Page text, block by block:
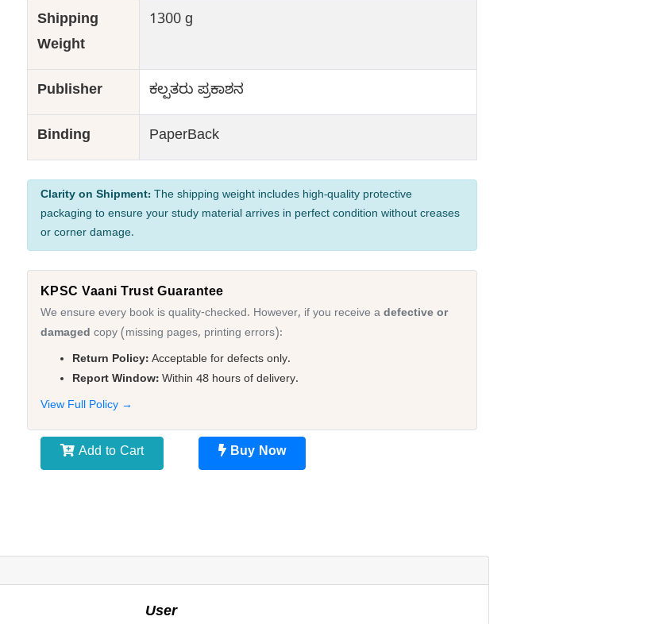
Shipping
Weight
1300 g
Publisher ಕಲ್ಪತರು ಪ್ರಕಾಶನ
Binding PaperBack
Clarity on Shipment:The shipping weight includes high-quality protective
packaging to ensure your study material arrives in perfect condition without creases
or corner damage.
KPSC Vaani Trust Guarantee
We ensure every book is quality-checked. However, if you receive a defective or
damaged copy (missing pages, printing errors):
Return Policy:Acceptable for defects only.
Report Window:Within 48 hours of delivery.
View Full Policy →
Add to Cart Buy Now
User